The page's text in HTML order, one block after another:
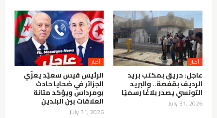
أخبار
عاجل: حريق بمكتب بريد
الرديف بقفصة.. والبريد
التونسي يصدر بلاغًا رسميًا
July 31, 2026
أخبار
الرئيس قيس سعيّد يعزّي
الجزائر في ضحايا حادث
بومرداس ويؤكد متانة
العلاقات بين البلدين
July 31, 2026